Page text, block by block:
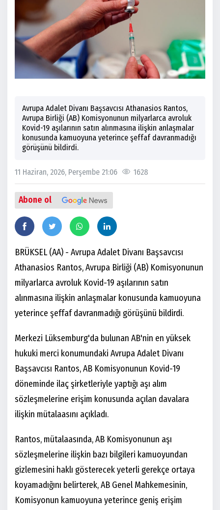
Avrupa Adalet Divanı Başsavcısı Athanasios Rantos,
Avrupa Birliği (AB) Komisyonunun milyarlarca avroluk
Kovid-19 aşılarının satın alınmasına ilişkin anlaşmalar
konusunda kamuoyuna yeterince şeffaf davranmadığı
görüşünü bildirdi.
11 Haziran, 2026, Perşembe 21:06 1628
Abone ol
BRÜKSEL (AA) - Avrupa Adalet Divanı Başsavcısı
Athanasios Rantos, Avrupa Birliği (AB) Komisyonunun
milyarlarca avroluk Kovid-19 aşılarının satın
alınmasına ilişkin anlaşmalar konusunda kamuoyuna
yeterince şeffaf davranmadığı görüşünü bildirdi.
Merkezi Lüksemburg'da bulunan AB'nin en yüksek
hukuki merci konumundaki Avrupa Adalet Divanı
Başsavcısı Rantos, AB Komisyonunun Kovid-19
döneminde ilaç şirketleriyle yaptığı aşı alım
sözleşmelerine erişim konusunda açılan davalara
ilişkin mütalaasını açıkladı.
Rantos, mütalaasında, AB Komisyonunun aşı
sözleşmelerine ilişkin bazı bilgileri kamuoyundan
gizlemesini haklı gösterecek yeterli gerekçe ortaya
koyamadığını belirterek, AB Genel Mahkemesinin,
Komisyonun kamuoyuna yeterince geniş erişim